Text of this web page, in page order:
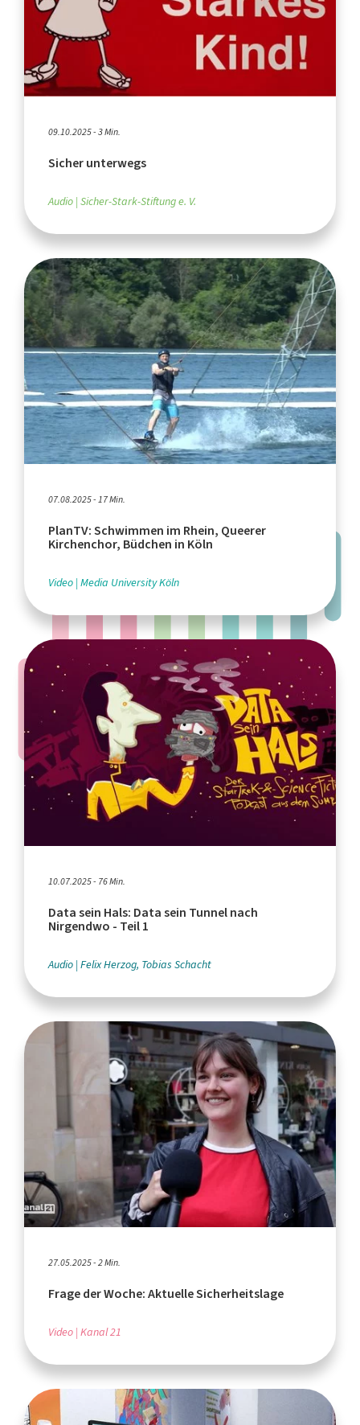
09.10.2025 - 3 Min.
Sicher unterwegs
Audio Sicher-Stark-Stiftung e. V.
07.08.2025 - 17 Min.
PlanTV: Schwimmen im Rhein, Queerer
Kirchenchor, Büdchen in Köln
Video Media University Köln
10.07.2025 - 76 Min.
Data sein Hals: Data sein Tunnel nach
Nirgendwo - Teil 1
Audio Felix Herzog, Tobias Schacht
27.05.2025 - 2 Min.
Frage der Woche: Aktuelle Sicherheitslage
Video Kanal 21